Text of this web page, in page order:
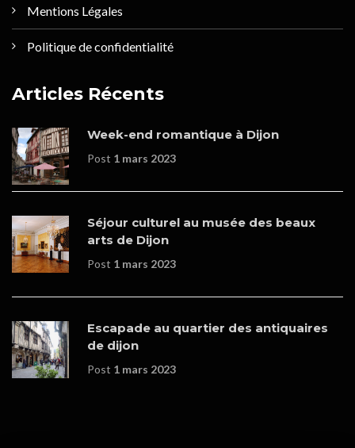
Mentions Légales
Politique de confidentialité
Articles Récents
Week-end romantique à Dijon
Post 1 mars 2023
Séjour culturel au musée des beaux
arts de Dijon
Post 1 mars 2023
Escapade au quartier des antiquaires
de dijon
Post 1 mars 2023